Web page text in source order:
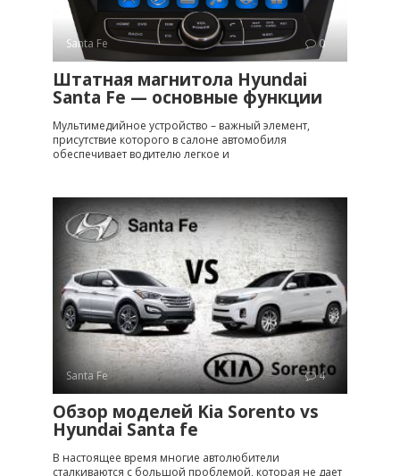
Santa Fe 0
Штатная магнитола Hyundai
Santa Fe — основные функции
Мультимедийное устройство – важный элемент,
присутствие которого в салоне автомобиля
обеспечивает водителю легкое и
Santa Fe 4
Обзор моделей Kia Sorento vs
Hyundai Santa fe
В настоящее время многие автолюбители
сталкиваются с большой проблемой, которая не дает